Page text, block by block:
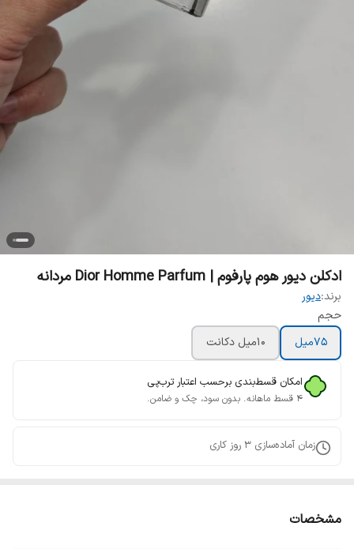
ادکلن دیور هوم پارفوم | Dior Homme Parfum مردانه
برند:دیور
حجم
75میل
10میل دکانت
امکان قسط‌بندی برحسب اعتبار ترب‌پی
۴ قسط ماهانه. بدون سود، چک و ضامن.
زمان آماده‌سازی 3 روز کاری
مشخصات